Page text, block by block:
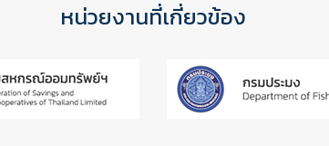
หน่วยงานที่เกี่ยวข้อง